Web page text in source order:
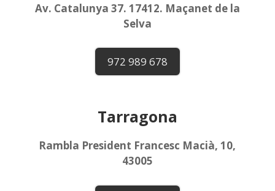
Av. Catalunya 37. 17412. Maçanet de la
Selva
972 989 678
Tarragona
Rambla President Francesc Macià, 10,
43005